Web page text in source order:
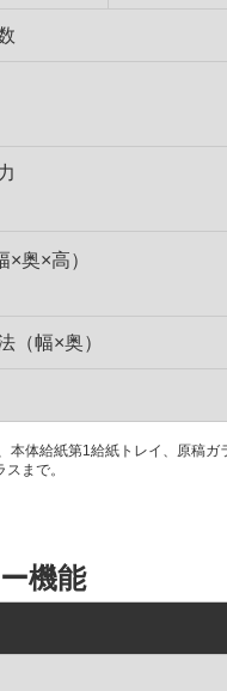
×奥×高）
（幅×奥）
本体給紙第1給紙トレイ、原稿ガ
まで。
機能